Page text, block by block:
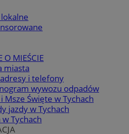
O MIEŚCIE
miasta
i telefony
wywozu odpadów
Msze Święte w Tychach
jazdy w Tychach
w Tychach